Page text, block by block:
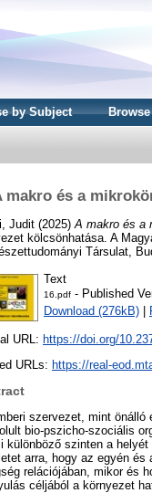
by Subject
makro és a
Judit (2025) A makro és a
kölcsönhatása. A
Társulat,
Text
16.pdf - Published
Download (276kB)
URL: https://doi.org/
URLs: https://real-
szervezet, mint önálló
bio-pszicho-szociális
különböző szinten a
arra, hogy az egyén
relációjában, mikor és
céljából a környezet